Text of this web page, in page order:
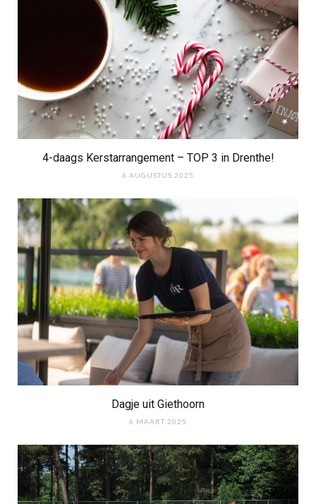
4-daags Kerstarrangement – TOP 3 in Drenthe!
6 AUGUSTUS 2025
Dagje uit Giethoorn
6 MAART 2025